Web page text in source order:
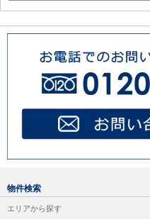
物件検索
エリアから探す